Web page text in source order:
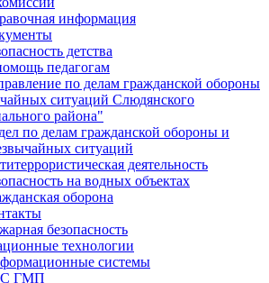
информация
детства
педагогам
по делам гражданской обороны
ситуаций Слюдянского
района"
по делам гражданской обороны и
ситуаций
деятельность
на водных объектах
оборона
безопасность
технологии
системы
ГМП